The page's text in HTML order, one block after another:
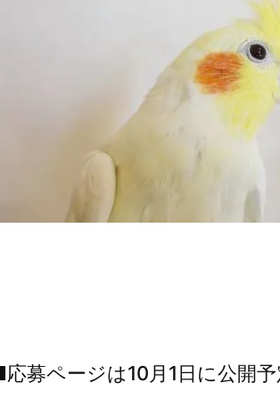
募ページは10月1日に公開